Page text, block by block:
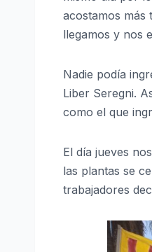
acostamos más
llegamos y nos
Nadie podía
Liber Seregni.
como el que
El día jueves
las plantas se
trabajadores